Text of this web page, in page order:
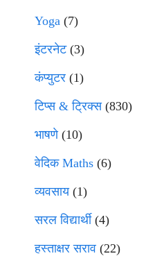
Yoga (7)
इंटरनेट(3)
कंप्युटर (1)
टिप्स & ट्रिक्स(830)
भाषणे(10)
वेदिक Maths (6)
व्यवसाय(1)
सरल विद्यार्थी(4)
हस्ताक्षर सराव (22)